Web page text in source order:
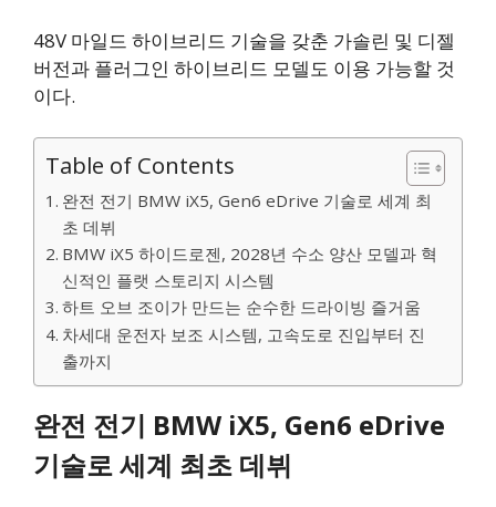
48V 마일드 하이브리드 기술을 갖춘 가솔린 및 디젤
버전과 플러그인 하이브리드 모델도 이용 가능할 것
이다.
Table of Contents
완전 전기 BMW iX5, Gen6 eDrive 기술로 세계 최
초 데뷔
BMW iX5 하이드로젠, 2028년 수소 양산 모델과 혁
신적인 플랫 스토리지 시스템
하트 오브 조이가 만드는 순수한 드라이빙 즐거움
차세대 운전자 보조 시스템, 고속도로 진입부터 진
출까지
완전 전기 BMW iX5, Gen6 eDrive
기술로 세계 최초 데뷔